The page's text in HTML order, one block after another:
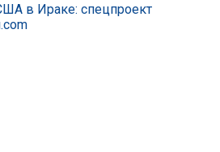
в Ираке: спецпроект